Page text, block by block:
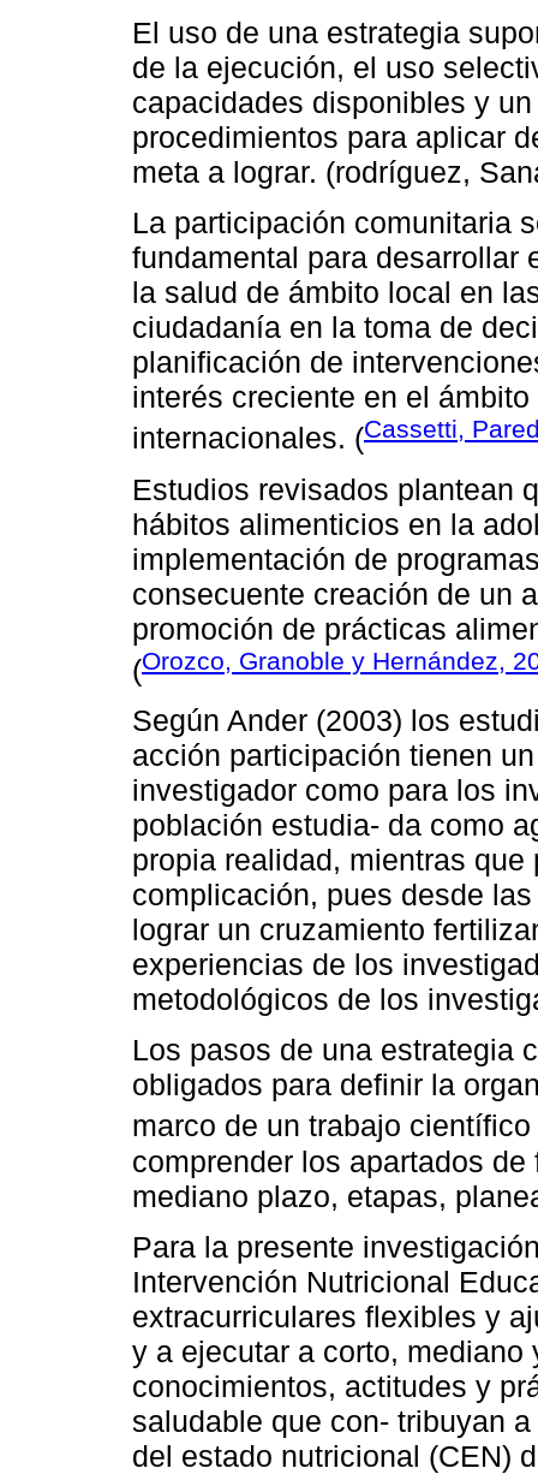
El uso de una estrategia
de la ejecución, el uso
capacidades disponibles y
procedimientos para aplicar
meta a lograr. (rodríguez,
La participación comunitaria
fundamental para desarrollar
la salud de ámbito local en
ciudadanía en la toma de
planificación de
interés creciente en el
internacionales. (Cassetti,
Estudios revisados plantean
hábitos alimenticios en la
implementación de
consecuente creación de un
promoción de prácticas
(Orozco, Granoble y Hernández,
Según Ander (2003) los
acción participación tienen
investigador como para los
población estudia- da como
propia realidad, mientras
complicación, pues desde
lograr un cruzamiento
experiencias de los
metodológicos de los
Los pasos de una estrategia
obligados para definir la
marco de un trabajo científico
comprender los apartados
mediano plazo, etapas,
Para la presente
Intervención Nutricional
extracurriculares flexibles y
y a ejecutar a corto,
conocimientos, actitudes y
saludable que con- tribuyan
del estado nutricional (CEN)